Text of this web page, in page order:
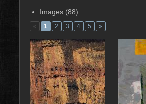
Images (88)
« 1 2 3 4 5 »